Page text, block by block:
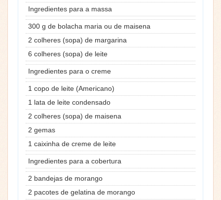
Ingredientes para a massa
300 g de bolacha maria ou de maisena
2 colheres (sopa) de margarina
6 colheres (sopa) de leite
Ingredientes para o creme
1 copo de leite (Americano)
1 lata de leite condensado
2 colheres (sopa) de maisena
2 gemas
1 caixinha de creme de leite
Ingredientes para a cobertura
2 bandejas de morango
2 pacotes de gelatina de morango